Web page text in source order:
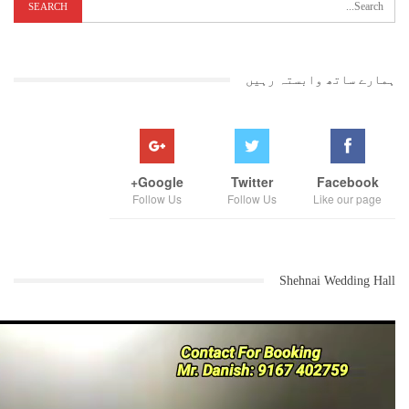
اور دو دن کے وقفہ سے پانی لے کر شہر کی حق تلفی کررہے ہیں۔ انہیں خوف
تھاکہ آج اس مسئلہ پرگرما گرم بحث کی جاسکتی ہے۔ بی جے پی اور شیوسینا
کے کچھ اراکین اور خود میئر کو اس بات کا بھی خوف تھا کہ ایم آئی ایم
فیصد بل اپنی مرضی سے جاری کرنے کے اختیارات میئر کو دئے جاچکے ہیں۔
قریبی گتہ داروں کو جو کروڑوں کے بل دئے گئے اس کا ریکارڈ نہیں دیا
نہ ہو اس کے لئے منظم طریقے پر آج کی میٹنگ کو خود میئر نند
کمارگھوڑیلے نے ہنگامہ خیز بنا کر بدعنوانی کے معاملات پر پردہ ڈالنے
ہمارے ساتھ وابستہ رہیں
Facebook
Like our page
Twitter
Follow Us
Google+
Follow Us
Shehnai Wedding Hall